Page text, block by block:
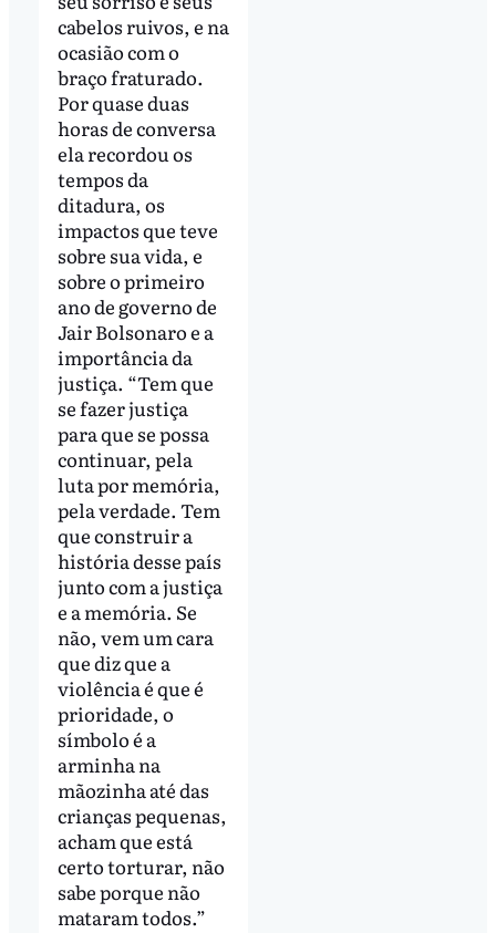
cabelos ruivos, e na
ocasião com o
braço fraturado.
Por quase duas
horas de conversa
ela recordou os
tempos da
ditadura, os
impactos que teve
sobre sua vida, e
sobre o primeiro
ano de governo de
Jair Bolsonaro e a
importância da
justiça. “Tem que
se fazer justiça
para que se possa
continuar, pela
luta por memória,
pela verdade. Tem
que construir a
história desse país
junto com a justiça
e a memória. Se
não, vem um cara
que diz que a
violência é que é
prioridade, o
símbolo é a
arminha na
mãozinha até das
crianças pequenas,
acham que está
certo torturar, não
sabe porque não
mataram todos.”